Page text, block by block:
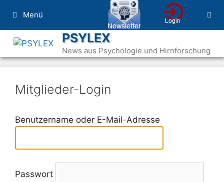
Inhalt
springen
Menü
PSYLEX
News aus Psychologie und Hirnforschung
Mitglieder-Login
Benutzername oder E-Mail-Adresse
Passwort